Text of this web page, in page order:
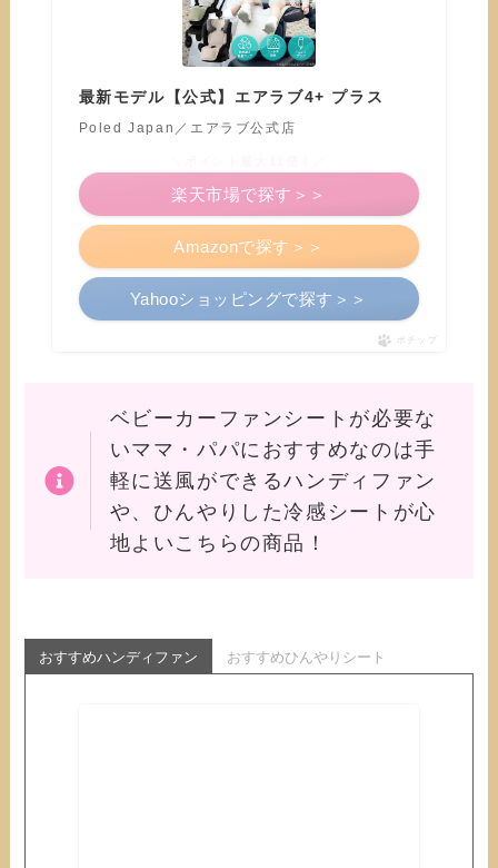
最新モデル【公式】エアラブ4+ プラス
Poled Japan／エアラブ公式店
Amazonで探す＞＞
楽天市場で探す＞＞
Yahooショッピングで探す＞＞
ポチップ
ベビーカーファンシートが必要な
いママ・パパにおすすめなのは手
軽に送風ができるハンディファン
や、ひんやりした冷感シートが心
地よいこちらの商品！
おすすめハンディファン おすすめひんやりシート